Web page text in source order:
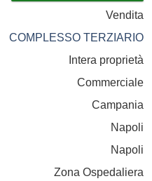
Vendita
COMPLESSO TERZIARIO
Intera proprietà
Commerciale
Campania
Napoli
Napoli
Zona Ospedaliera